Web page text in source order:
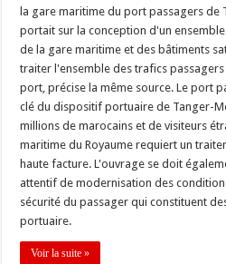
la gare maritime du port passagers de
portait sur la conception d'un
de la gare maritime et des bâtiments
traiter l'ensemble des trafics
port, précise la même source. Le port
clé du dispositif portuaire de Tanger-
millions de marocains et de visiteurs
maritime du Royaume requiert un
haute facture. L'ouvrage se doit
attentif de modernisation des
sécurité du passager qui constituent
portuaire.
Voir la suite »